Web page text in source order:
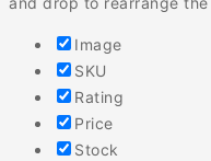
Image
SKU
Rating
Price
Stock